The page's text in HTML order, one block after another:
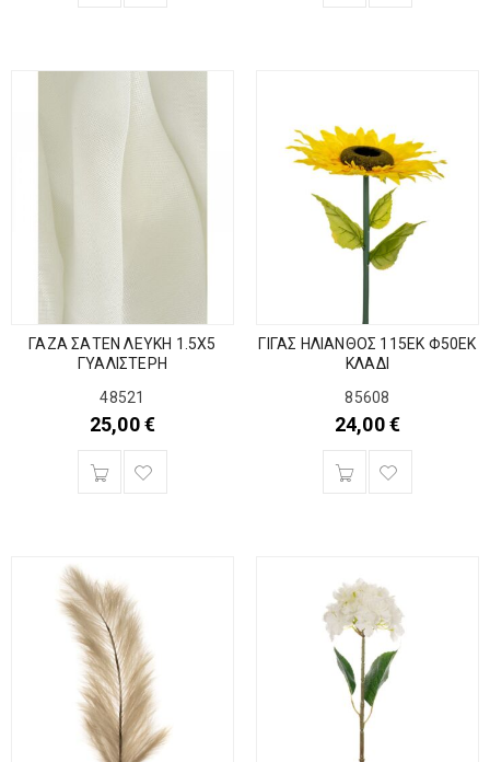
ΓΑΖΑ ΣΑΤΕΝ ΛΕΥΚΗ 1.5Χ5
ΓΥΑΛΙΣΤΕΡΗ
48521
25,00€
ΓΙΓΑΣ ΗΛΙΑΝΘΟΣ 115ΕΚ Φ50ΕΚ
ΚΛΑΔΙ
85608
24,00€